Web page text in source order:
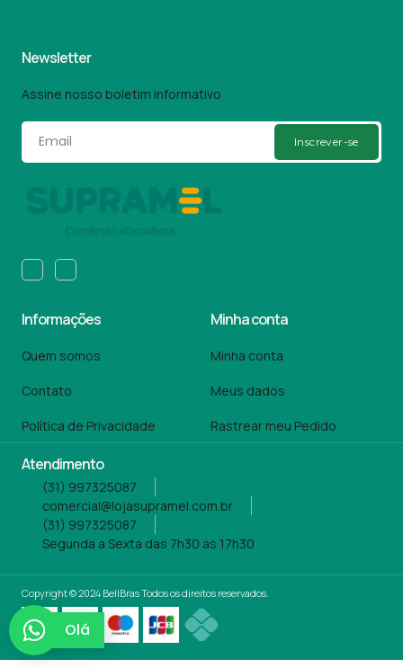
Newsletter
Assine nosso boletim informativo
Inscrever-se
Informações
Quem somos
Contato
Política de Privacidade
Minha conta
Minha conta
Meus dados
Rastrear meu Pedido
Atendimento
(31) 997325087
comercial@lojasupramel.com.br
(31) 997325087
Segunda a Sexta das 7h30 as 17h30
Copyright © 2024 BellBras Todos os direitos reservados.
Olá